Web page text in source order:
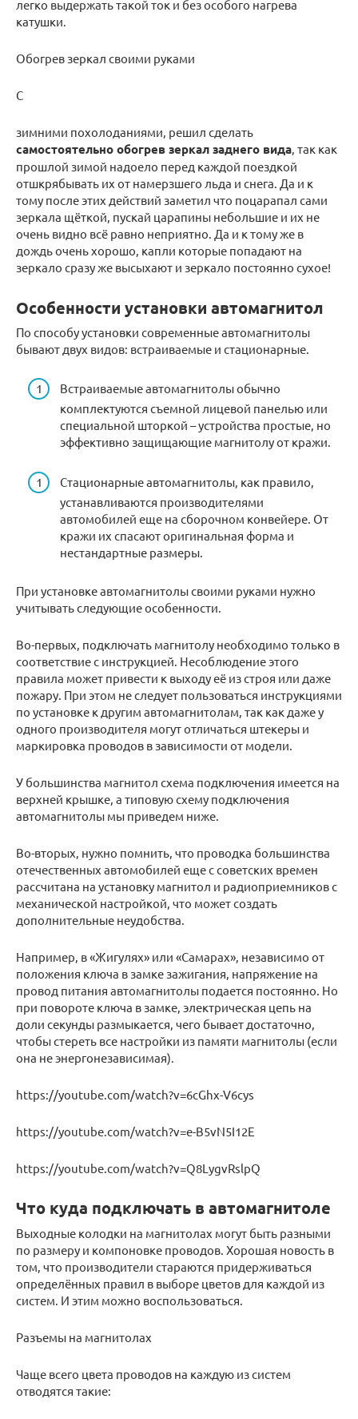
легко выдержать такой ток и без особого нагрева
катушки.
Обогрев зеркал своими руками
С
зимними похолоданиями, решил сделать
самостоятельно обогрев зеркал заднего вида, так как
прошлой зимой надоело перед каждой поездкой
отшкрябывать их от намерзшего льда и снега. Да и к
тому после этих действий заметил что поцарапал сами
зеркала щёткой, пускай царапины небольшие и их не
очень видно всё равно неприятно. Да и к тому же в
дождь очень хорошо, капли которые попадают на
зеркало сразу же высыхают и зеркало постоянно сухое!
Особенности установки автомагнитол
По способу установки современные автомагнитолы
бывают двух видов: встраиваемые и стационарные.
Встраиваемые автомагнитолы обычно
комплектуются съемной лицевой панелью или
специальной шторкой – устройства простые, но
эффективно защищающие магнитолу от кражи.
Стационарные автомагнитолы, как правило,
устанавливаются производителями
автомобилей еще на сборочном конвейере. От
кражи их спасают оригинальная форма и
нестандартные размеры.
При установке автомагнитолы своими руками нужно
учитывать следующие особенности.
Во-первых, подключать магнитолу необходимо только в
соответствие с инструкцией. Несоблюдение этого
правила может привести к выходу её из строя или даже
пожару. При этом не следует пользоваться инструкциями
по установке к другим автомагнитолам, так как даже у
одного производителя могут отличаться штекеры и
маркировка проводов в зависимости от модели.
У большинства магнитол схема подключения имеется на
верхней крышке, а типовую схему подключения
автомагнитолы мы приведем ниже.
Во-вторых, нужно помнить, что проводка большинства
отечественных автомобилей еще с советских времен
рассчитана на установку магнитол и радиоприемников с
механической настройкой, что может создать
дополнительные неудобства.
Например, в «Жигулях» или «Самарах», независимо от
положения ключа в замке зажигания, напряжение на
провод питания автомагнитолы подается постоянно. Но
при повороте ключа в замке, электрическая цепь на
доли секунды размыкается, чего бывает достаточно,
чтобы стереть все настройки из памяти магнитолы (если
она не энергонезависимая).
https://youtube.com/watch?v=6cGhx-V6cys
https://youtube.com/watch?v=e-B5vN5I12E
https://youtube.com/watch?v=Q8LygvRslpQ
Что куда подключать в автомагнитоле
Выходные колодки на магнитолах могут быть разными
по размеру и компоновке проводов. Хорошая новость в
том, что производители стараются придерживаться
определённых правил в выборе цветов для каждой из
систем. И этим можно воспользоваться.
Разъемы на магнитолах
Чаще всего цвета проводов на каждую из систем
отводятся такие: